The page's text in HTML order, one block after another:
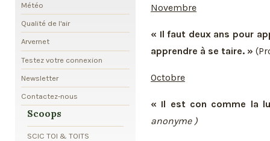
Novembre
« Il faut deux ans pour
apprendre à se taire. »
Octobre
« Il est con comme la
anonyme )
Météo
Qualité de l'air
Arvernet
Testez votre connexion
Newsletter
Contactez-nous
Scoops
SCIC TOI & TOITS